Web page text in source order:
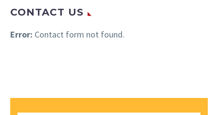
CONTACT US
Error: Contact form not found.